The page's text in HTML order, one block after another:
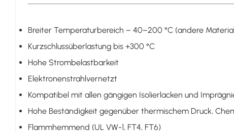
Breiter Temperaturbereich – 40–200 °C (andere
Kurzschlussüberlastung bis +300 °C
Hohe Strombelastbarkeit
Elektronenstrahlvernetzt
Kompatibel mit allen gängigen Isolierlacken und
Hohe Beständigkeit gegenüber thermischem Druck,
Flammhemmend (UL VW-1, FT4, FT6)